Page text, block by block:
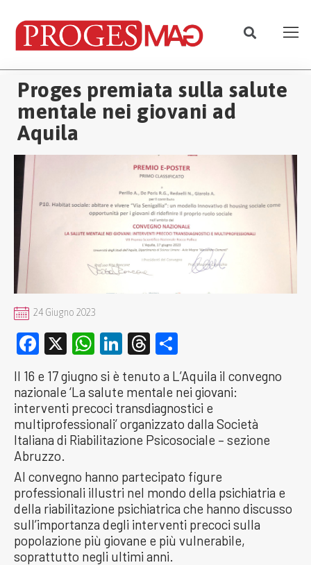
Proges premiata sulla salute
mentale nei giovani ad
Aquila
24 Giugno 2023
Facebook
X WhatsApp
LinkedIn
Threads
Il 16 e 17 giugno si è tenuto a L’Aquila il convegno
nazionale ‘La salute mentale nei giovani:
interventi precoci transdiagnostici e
multiprofessionali’ organizzato dalla Società
Italiana di Riabilitazione Psicosociale – sezione
Abruzzo.
Al convegno hanno partecipato figure
professionali illustri nel mondo della psichiatria e
della riabilitazione psichiatrica che hanno discusso
sull’importanza degli interventi precoci sulla
popolazione più giovane e più vulnerabile,
soprattutto negli ultimi anni.